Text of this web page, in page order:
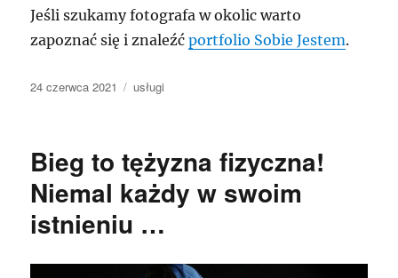
Jeśli szukamy fotografa w okolic warto
zapoznać się i znaleźćportfolio Sobie Jestem.
Data
24 czerwca 2021 Kategorie
usługi
Bieg to tężyzna fizyczna!
Niemal każdy w swoim
istnieniu …